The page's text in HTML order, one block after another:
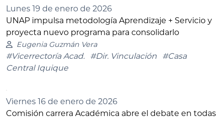
Lunes 19 de enero de 2026
UNAP impulsa metodología Aprendizaje + Servicio y
proyecta nuevo programa para consolidarlo
Eugenia Guzmán Vera
#Vicerrectoría Acad. #Dir. Vinculación
#Casa
Central Iquique
Viernes 16 de enero de 2026
Comisión carrera Académica abre el debate en todas